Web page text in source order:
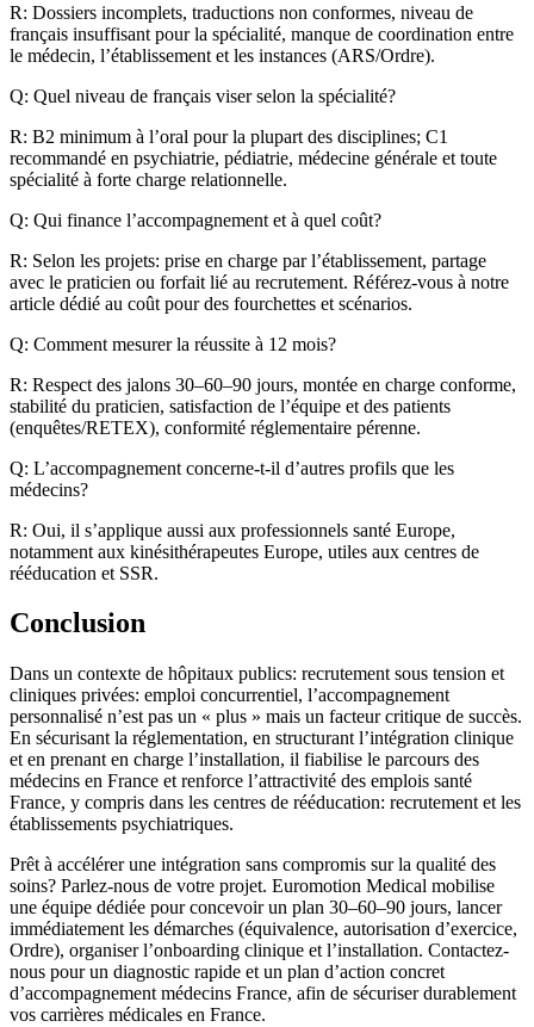
R: Dossiers incomplets, traductions non conformes, niveau de
français insuffisant pour la spécialité, manque de coordination entre
le médecin, l’établissement et les instances (ARS/Ordre).
Q: Quel niveau de français viser selon la spécialité?
R: B2 minimum à l’oral pour la plupart des disciplines; C1
recommandé en psychiatrie, pédiatrie, médecine générale et toute
spécialité à forte charge relationnelle.
Q: Qui finance l’accompagnement et à quel coût?
R: Selon les projets: prise en charge par l’établissement, partage
avec le praticien ou forfait lié au recrutement. Référez-vous à notre
article dédié au coût pour des fourchettes et scénarios.
Q: Comment mesurer la réussite à 12 mois?
R: Respect des jalons 30–60–90 jours, montée en charge conforme,
stabilité du praticien, satisfaction de l’équipe et des patients
(enquêtes/RETEX), conformité réglementaire pérenne.
Q: L’accompagnement concerne-t-il d’autres profils que les
médecins?
R: Oui, il s’applique aussi aux professionnels santé Europe,
notamment aux kinésithérapeutes Europe, utiles aux centres de
rééducation et SSR.
Conclusion
Dans un contexte de hôpitaux publics: recrutement sous tension et
cliniques privées: emploi concurrentiel, l’accompagnement
personnalisé n’est pas un « plus » mais un facteur critique de succès.
En sécurisant la réglementation, en structurant l’intégration clinique
et en prenant en charge l’installation, il fiabilise le parcours des
médecins en France et renforce l’attractivité des emplois santé
France, y compris dans les centres de rééducation: recrutement et les
établissements psychiatriques.
Prêt à accélérer une intégration sans compromis sur la qualité des
soins? Parlez-nous de votre projet. Euromotion Medical mobilise
une équipe dédiée pour concevoir un plan 30–60–90 jours, lancer
immédiatement les démarches (équivalence, autorisation d’exercice,
Ordre), organiser l’onboarding clinique et l’installation. Contactez-
nous pour un diagnostic rapide et un plan d’action concret
d’accompagnement médecins France, afin de sécuriser durablement
vos carrières médicales en France.